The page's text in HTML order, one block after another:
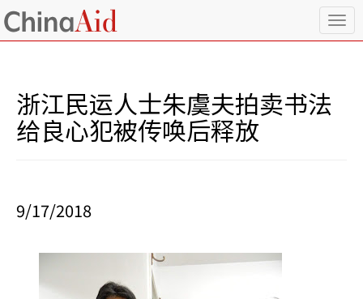
T
o
浙江民运人士朱虞夫拍卖书法
给良心犯被传唤后释放
9/17/2018